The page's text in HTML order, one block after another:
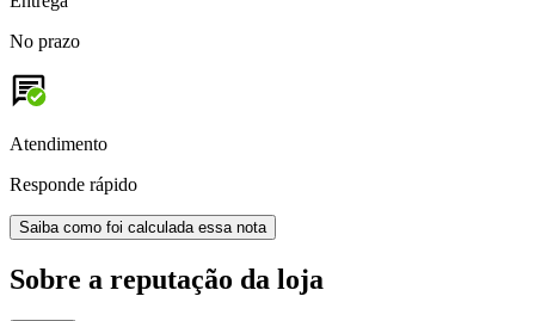
No prazo
Atendimento
Responde rápido
Saiba como foi calculada essa nota
Sobre a reputação da loja